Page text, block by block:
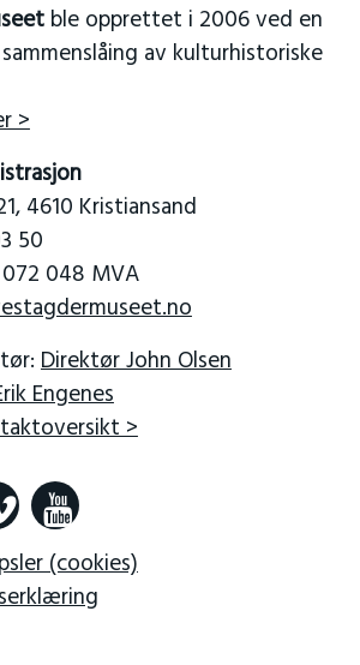
ble opprettet i 2006 ved en
av kulturhistoriske
>
4610 Kristiansand
50
048 MVA
Direktør John Olsen
Engenes
>
(cookies)